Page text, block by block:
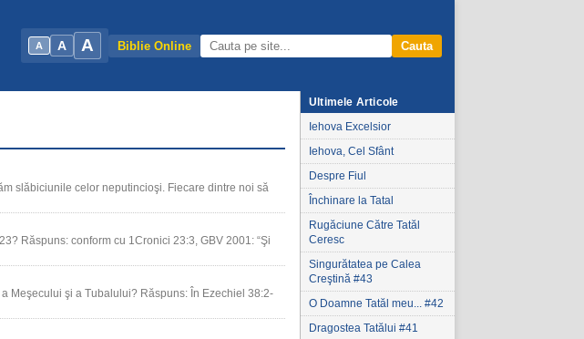
A A A Biblie Online Cauta
slăbiciunile celor neputincioşi. Fiecare dintre noi să
Răspuns: conform cu 1Cronici 23:3, GBV 2001: “Şi
Meşecului şi a Tubalului? Răspuns: În Ezechiel 38:2-
Ultimele Articole
Iehova Excelsior
Iehova, Cel Sfânt
Despre Fiul
Închinare la Tatal
Rugăciune Către Tatăl
Ceresc
Singurătatea pe Calea
Creştină #43
O Doamne Tatăl meu... #42
Dragostea Tatălui #41